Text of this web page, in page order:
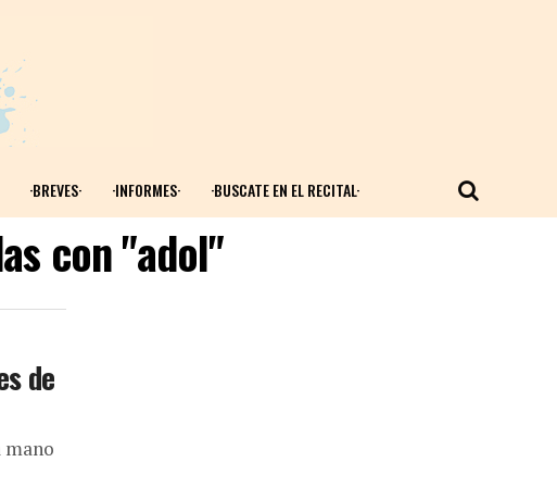
·BREVES· ·INFORMES· ·BUSCATE EN EL RECITAL·
con "adol"
de
mano